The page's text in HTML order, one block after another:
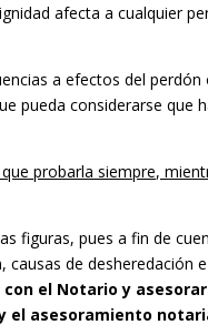
afecta a cualquier
a efectos del
pueda considerarse que
probarla siempre,
figuras, pues a fin de
causas de desheredación
con el Notario y
el asesoramiento